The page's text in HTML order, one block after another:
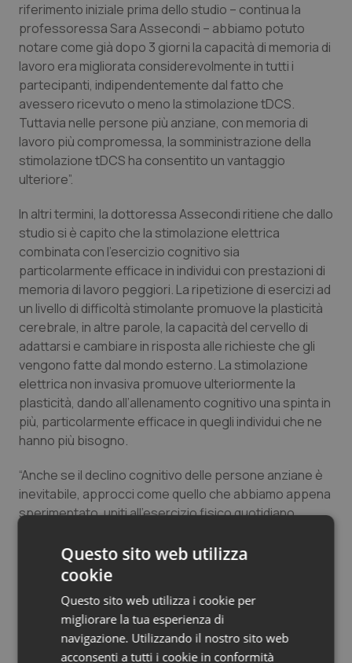
Veneto
Oncoematologia
Oncologia & Nutrizione
Psoriasi & pelle
Quotidiano Cardiologia
Quotidiano Chirurgia
Quotidiano Oncologia
Quotidiano Pediatria
Rene & patologie urogenitali
Salute orale & impianti
Sangue & coagulazione
Tiroide
Tumore al seno
Tumore ovarico
Tumori del Polmone & Testa Collo
Ulcera & Reflusso
riferimento iniziale prima dello studio – continua la
professoressa Sara Assecondi – abbiamo potuto
notare come già dopo 3 giorni la capacità di memoria di
lavoro era migliorata considerevolmente in tutti i
partecipanti, indipendentemente dal fatto che
avessero ricevuto o meno la stimolazione tDCS.
Tuttavia nelle persone più anziane, con memoria di
lavoro più compromessa, la somministrazione della
stimolazione tDCS ha consentito un vantaggio
ulteriore”.
In altri termini, la dottoressa Assecondi ritiene che dallo
studio si è capito che la stimolazione elettrica
combinata con l’esercizio cognitivo sia
particolarmente efficace in individui con prestazioni di
memoria di lavoro peggiori. La ripetizione di esercizi ad
un livello di difficoltà stimolante promuove la plasticità
cerebrale, in altre parole, la capacità del cervello di
adattarsi e cambiare in risposta alle richieste che gli
vengono fatte dal mondo esterno. La stimolazione
elettrica non invasiva promuove ulteriormente la
plasticità, dando all’allenamento cognitivo una spinta in
più, particolarmente efficace in quegli individui che ne
hanno più bisogno.
“Anche se il declino cognitivo delle persone anziane è
inevitabile, approcci come quello che abbiamo appena
sperimentato, uniti all’esercizio fisico quotidiano
migliore qualità della vita e un invecchiamento sano”,
conclude la professoressa Sara Assecondi.
Endrius Salvalaggio
Questo sito web utilizza
cookie
Questo sito web utilizza i cookie per
migliorare la tua esperienza di
navigazione. Utilizzando il nostro sito web
acconsenti a tutti i cookie in conformità